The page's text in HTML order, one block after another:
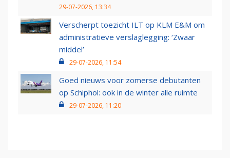
29-07-2026, 13:34
Verscherpt toezicht ILT op KLM E&M om
administratieve verslaglegging: ‘Zwaar
middel’
29-07-2026, 11:54
Goed nieuws voor zomerse debutanten
op Schiphol: ook in de winter alle ruimte
29-07-2026, 11:20